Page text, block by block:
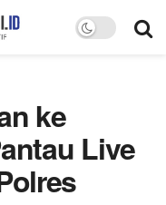
ke
Live